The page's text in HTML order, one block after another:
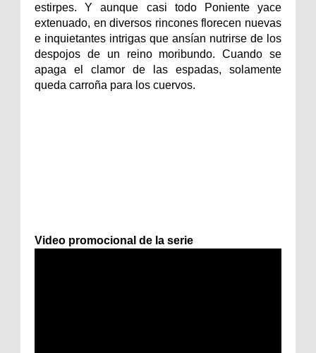
estirpes. Y aunque casi todo Poniente yace
extenuado, en diversos rincones florecen nuevas
e inquietantes intrigas que ansían nutrirse de los
despojos de un reino moribundo. Cuando se
apaga el clamor de las espadas, solamente
queda carroña para los cuervos.
Video promocional de la serie